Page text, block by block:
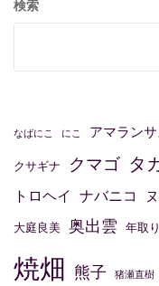
ビ
ン
検索
なばにこ にこ アマランサ
クサギナ クマゴ タ
トロヘイ ナバニコ
大庭良美 奥出雲 年取り
焼畑 熊子 猪瀬直樹